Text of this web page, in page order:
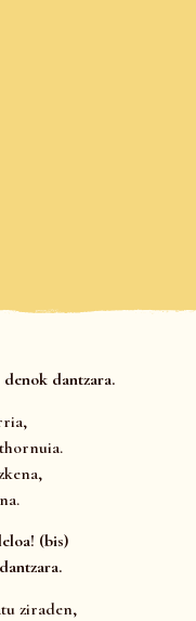
dantzara.
(bis)
ziraden,